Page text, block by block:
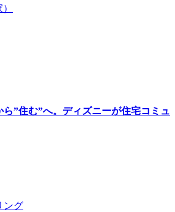
ら”住む”へ。ディズニーが住宅コミュ
ング